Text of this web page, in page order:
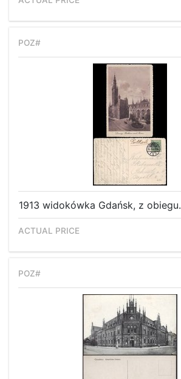
1913 widokówka Gdańsk, z obiegu.